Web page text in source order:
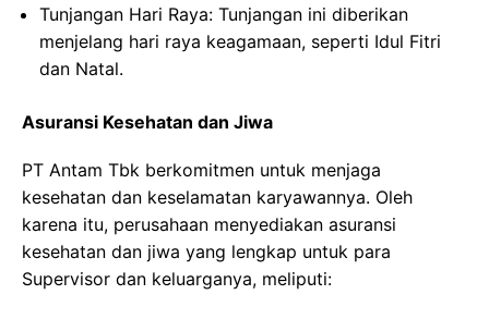
Tunjangan Hari Raya: Tunjangan ini diberikan
menjelang hari raya keagamaan, seperti Idul Fitri
dan Natal.
Asuransi Kesehatan dan Jiwa
PT Antam Tbk berkomitmen untuk menjaga
kesehatan dan keselamatan karyawannya. Oleh
karena itu, perusahaan menyediakan asuransi
kesehatan dan jiwa yang lengkap untuk para
Supervisor dan keluarganya, meliputi: